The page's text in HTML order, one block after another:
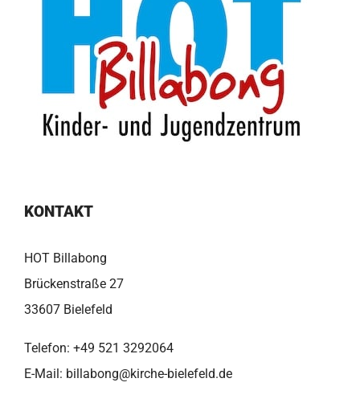
KONTAKT
HOT Billabong
Brückenstraße 27
33607 Bielefeld
Telefon: +49 521 3292064
E-Mail: billabong@kirche-bielefeld.de